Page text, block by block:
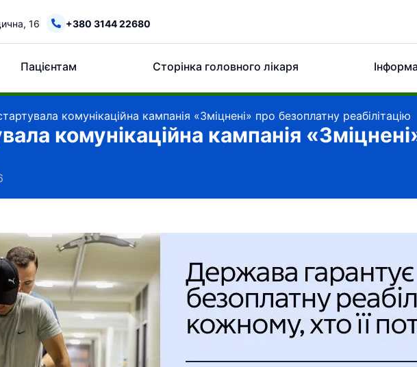
16 +380 3144 22680
Пацієнтам Сторінка головного лікаря
комунікаційна кампанія «Зміцнені» про безоплатну реабілітацію
комунікаційна кампанія